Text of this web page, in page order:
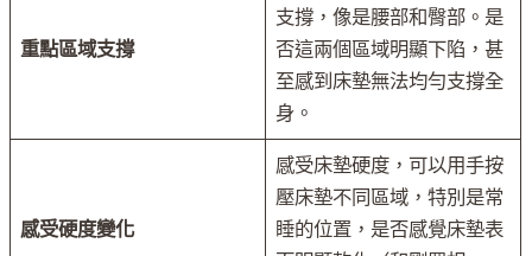
重點區域支撐
支撐，像是腰部和臀部。是
否這兩個區域明顯下陷，甚
至感到床墊無法均勻支撐全
身。
感受硬度變化
感受床墊硬度，可以用手按
壓床墊不同區域，特別是常
睡的位置，是否感覺床墊表